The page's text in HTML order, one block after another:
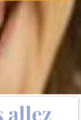
allez